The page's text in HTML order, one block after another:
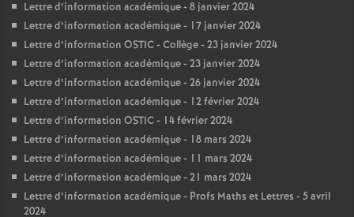
Lettre d’information académique - 8 janvier 2024
Lettre d’information académique - 17 janvier 2024
Lettre d’information OSTIC - Collège - 23 janvier 2024
Lettre d’information académique - 23 janvier 2024
Lettre d’information académique - 26 janvier 2024
Lettre d’information académique - 12 février 2024
Lettre d’information OSTIC - 14 février 2024
Lettre d’information académique - 18 mars 2024
Lettre d’information académique - 11 mars 2024
Lettre d’information académique - 21 mars 2024
Lettre d’information académique - Profs Maths et Lettres - 5 avril
2024